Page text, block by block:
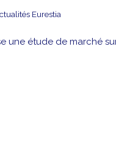
Eurestia
une étude de marché